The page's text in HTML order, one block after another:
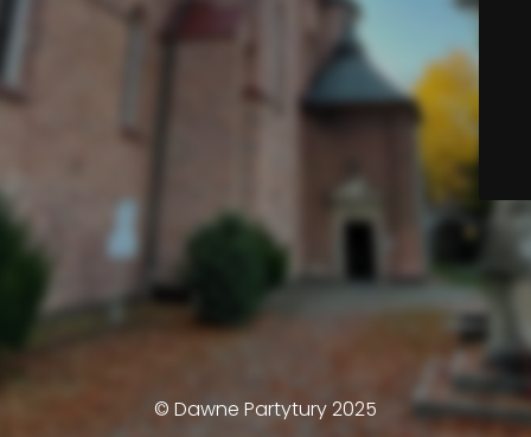
© Dawne Partytury 2025